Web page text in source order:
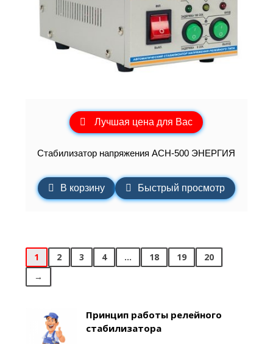
Лучшая цена для Вас
Cтабилизатор напряжения АСН-500 ЭНЕРГИЯ
В корзину Быстрый просмотр
1 2 3 4 … 18 19
20
→
Принцип работы релейного
стабилизатора